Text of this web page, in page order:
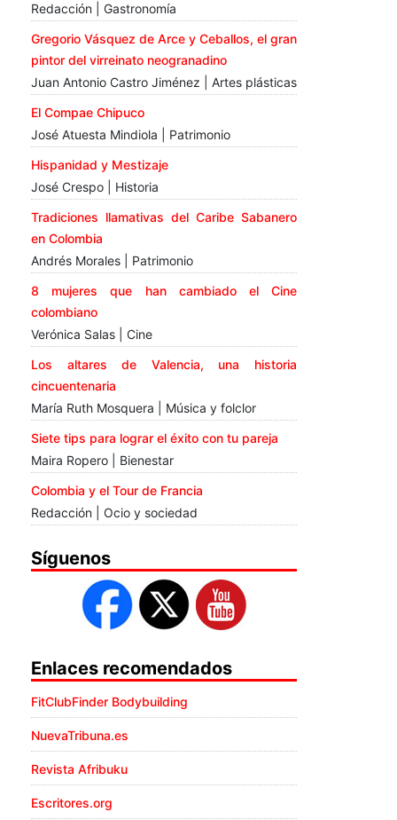
Redacción | Gastronomía
Gregorio Vásquez de Arce y Ceballos, el gran
pintor del virreinato neogranadino
Juan Antonio Castro Jiménez | Artes plásticas
El Compae Chipuco
José Atuesta Mindiola | Patrimonio
Hispanidad y Mestizaje
José Crespo | Historia
Tradiciones llamativas del Caribe Sabanero
en Colombia
Andrés Morales | Patrimonio
8 mujeres que han cambiado el Cine
colombiano
Verónica Salas | Cine
Los altares de Valencia, una historia
cincuentenaria
María Ruth Mosquera | Música y folclor
Siete tips para lograr el éxito con tu pareja
Maira Ropero | Bienestar
Colombia y el Tour de Francia
Redacción | Ocio y sociedad
Síguenos
Enlaces recomendados
FitClubFinder Bodybuilding
NuevaTribuna.es
Revista Afribuku
Escritores.org